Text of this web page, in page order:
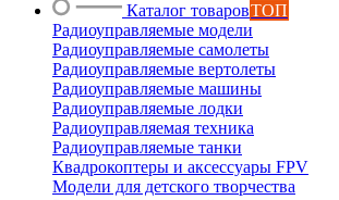
Каталог товаровТОП
Радиоуправляемые модели
Радиоуправляемые самолеты
Радиоуправляемые вертолеты
Радиоуправляемые машины
Радиоуправляемые лодки
Радиоуправляемая техника
Радиоуправляемые танки
Квадрокоптеры и аксессуары FPV
Модели для детского творчества